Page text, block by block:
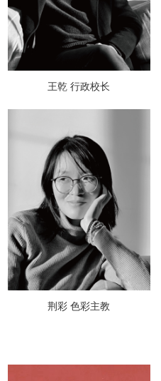
王乾 行政校长
荆彩 色彩主教